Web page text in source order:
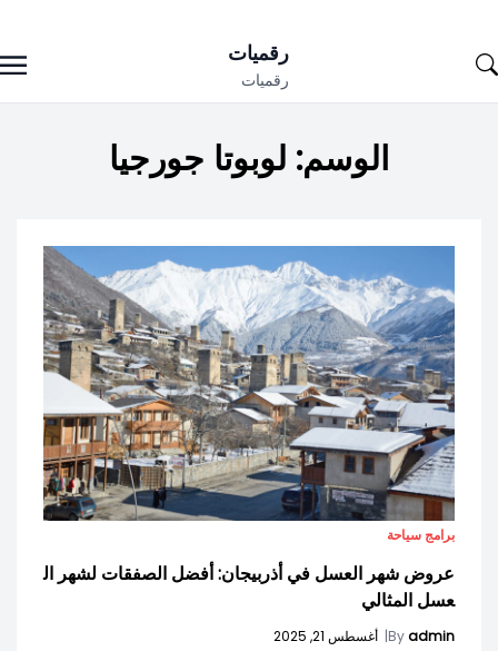
to
رقميات
رقميات
الوسم: لوبوتا جورجيا
برامج سياحة
عروض شهر العسل في أذربيجان: أفضل الصفقات لشهر ال
عسل المثالي
Byadmin
| أغسطس 21, 2025